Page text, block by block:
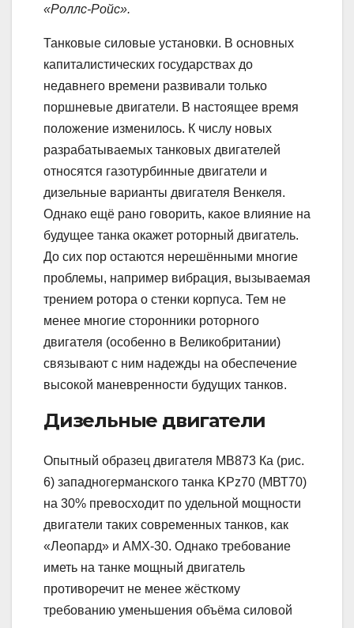
«Роллс-Ройс».
Танковые силовые установки. В основных
капиталистических государствах до
недавнего времени развивали только
поршневые двигатели. В настоящее время
положение изменилось. К числу новых
разрабатываемых танковых двигателей
относятся газотурбинные двигатели и
дизельные варианты двигателя Венкеля.
Однако ещё рано говорить, какое влияние на
будущее танка окажет роторный двигатель.
До сих пор остаются нерешёнными многие
проблемы, например вибрация, вызываемая
трением ротора о стенки корпуса. Тем не
менее многие сторонники роторного
двигателя (особенно в Великобритании)
связывают с ним надежды на обеспечение
высокой маневренности будущих танков.
Дизельные двигатели
Опытный образец двигателя МВ873 Ка (рис.
6) западногерманского танка KPz70 (МВТ70)
на 30% превосходит по удельной мощности
двигатели таких современных танков, как
«Леопард» и АМХ-30. Однако требование
иметь на танке мощный двигатель
противоречит не менее жёсткому
требованию уменьшения объёма силовой